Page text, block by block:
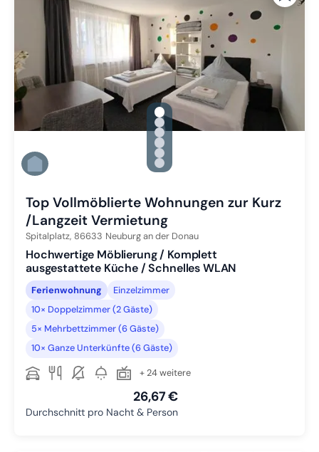
gallery.slide_selector
Zu Slide 1 wechseln
Zu Slide 2 wechseln
Zu Slide 3 wechseln
Zu Slide 4 wechseln
Zu Slide 5 wechseln
Zu Slide 6 wechseln
Top Vollmöblierte Wohnungen zur Kurz
/Langzeit Vermietung
Spitalplatz, 86633 Neuburg an der Donau
Hochwertige Möblierung / Komplett
ausgestattete Küche / Schnelles WLAN
Ferienwohnung
Einzelzimmer
10× Doppelzimmer (2 Gäste)
5× Mehrbettzimmer (6 Gäste)
10× Ganze Unterkünfte (6 Gäste)
+ 24 weitere
26,67 €
Durchschnitt pro Nacht & Person